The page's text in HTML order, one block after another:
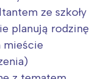
ze szkoły
planują rodzinę
mieście